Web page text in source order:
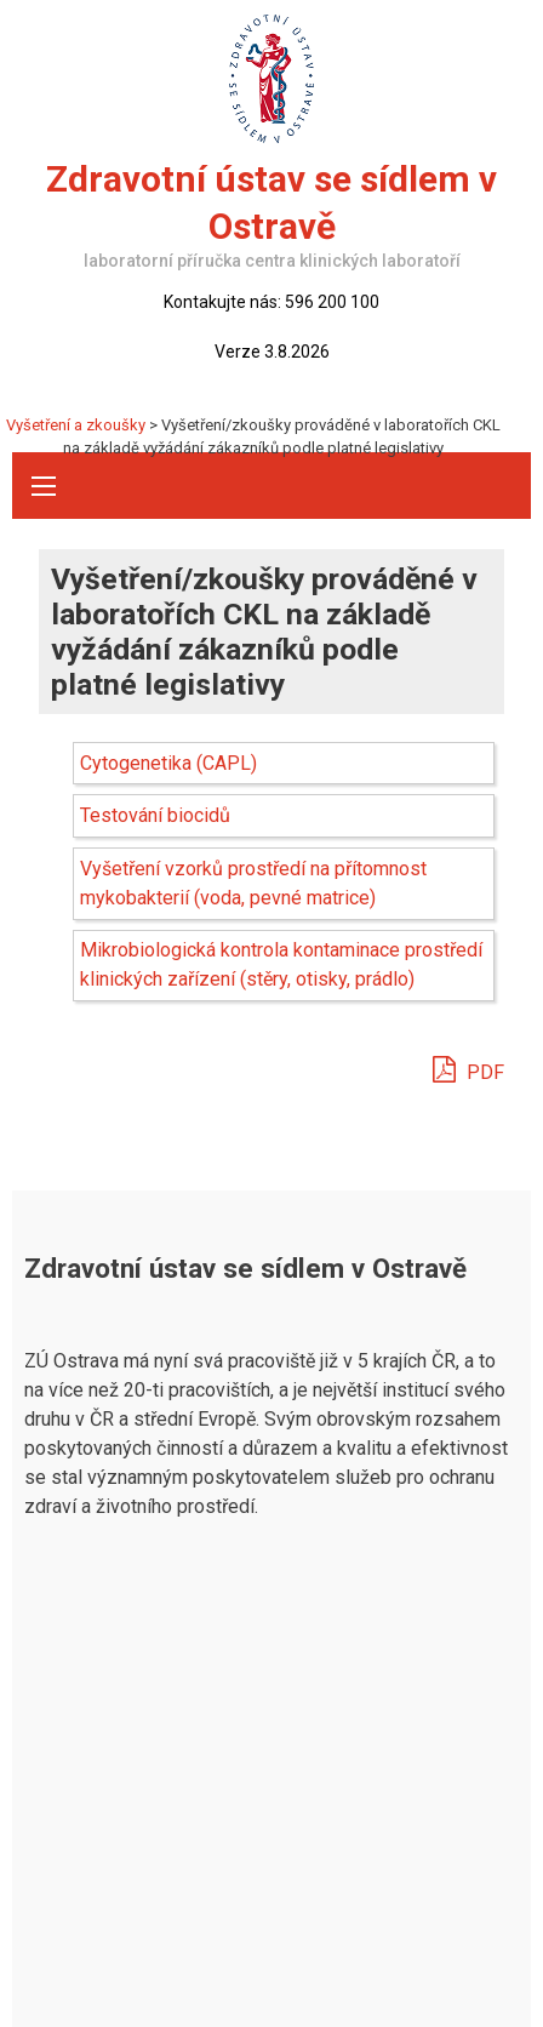
Zdravotní ústav se sídlem v
Ostravě
laboratorní příručka centra klinických laboratoří
Kontakujte nás: 596 200 100
Verze 3.8.2026
Vyšetření a zkoušky > Vyšetření/zkoušky prováděné v laboratořích CKL
na základě vyžádání zákazníků podle platné legislativy
Vyšetření/zkoušky prováděné v
laboratořích CKL na základě
vyžádání zákazníků podle
platné legislativy
Cytogenetika (CAPL)
Testování biocidů
Vyšetření vzorků prostředí na přítomnost
mykobakterií (voda, pevné matrice)
Mikrobiologická kontrola kontaminace prostředí
klinických zařízení (stěry, otisky, prádlo)
PDF
Zdravotní ústav se sídlem v Ostravě
ZÚ Ostrava má nyní svá pracoviště již v 5 krajích ČR, a to
na více než 20-ti pracovištích, a je největší institucí svého
druhu v ČR a střední Evropě. Svým obrovským rozsahem
poskytovaných činností a důrazem a kvalitu a efektivnost
se stal významným poskytovatelem služeb pro ochranu
zdraví a životního prostředí.